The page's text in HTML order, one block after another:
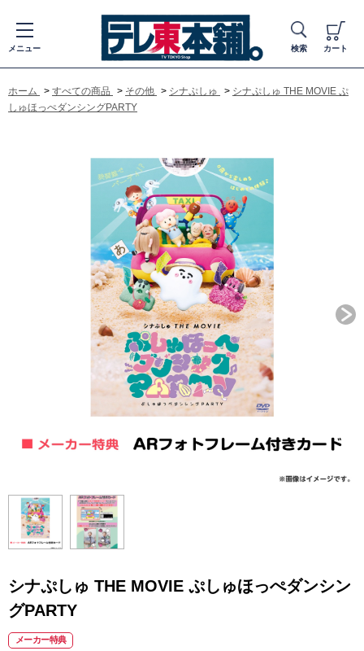
メニュー 検索 カート
ホーム > すべての商品 > その他 > シナぷしゅ > シナぷしゅ THE MOVIE ぷ
しゅほっぺダンシングPARTY
シナぷしゅ THE MOVIE ぷしゅほっぺダンシン
グPARTY
メーカー特典